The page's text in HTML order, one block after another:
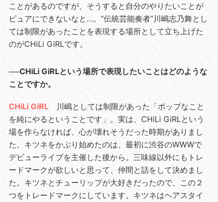
ことがあるのですが、そうすると自分のやりたいことが
ピュアにできないなと…。“伝統芸能奏者”川嶋志乃舞とし
ては制限があったことを表現する場所として立ち上げた
のがCHiLi GiRLです。
──CHiLi GiRLという場所で表現したいことはどのような
ことですか。
CHiLi GiRL
川嶋としては制限があった「ポップなこと
を純にやるということです」。実は、CHiLi GiRLという
場を作らなければ、心が壊れそうだった時期がありまし
た。キツネをかぶり始めたのは、最初に渋谷のWWWで
デビューライブを主催した後から。三味線以外にもトレ
ードマークが欲しいと思って、仲間と話をして決めまし
た。キツネとチューリップが大好きだったので、この２
つをトレードマークにしています。キツネはヘアスタイ